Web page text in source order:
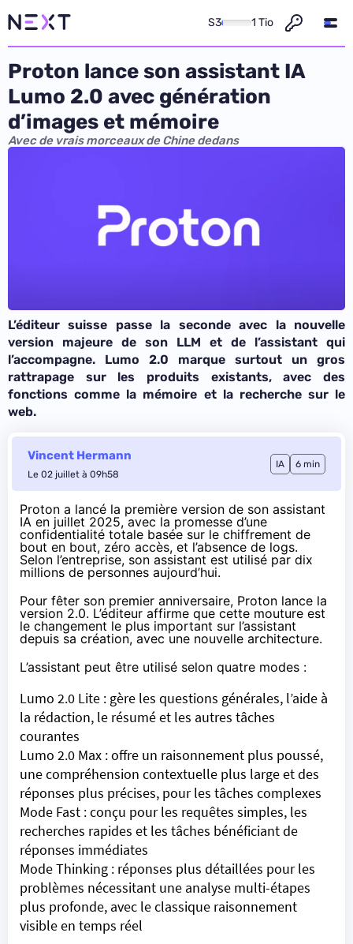
S3 1 Tio
Proton lance son assistant IA
Lumo 2.0 avec génération
d’images et mémoire
Avec de vrais morceaux de Chine dedans
L’éditeur suisse passe la seconde avec la nouvelle
version majeure de son LLM et de l’assistant qui
l’accompagne. Lumo 2.0 marque surtout un gros
rattrapage sur les produits existants, avec des
fonctions comme la mémoire et la recherche sur le
web.
Vincent Hermann
Le 02 juillet à 09h58
IA 6 min
Proton a lancé la première version de son assistant
IA en juillet 2025, avec la promesse d’une
confidentialité totale basée sur le chiffrement de
bout en bout, zéro accès, et l’absence de logs.
Selon l’entreprise, son assistant est utilisé par dix
millions de personnes aujourd’hui.
Pour fêter son premier anniversaire, Proton lance la
version 2.0. L’éditeur affirme que cette mouture est
le changement le plus important sur l’assistant
depuis sa création, avec une nouvelle architecture.
L’assistant peut être utilisé selon quatre modes :
Lumo 2.0 Lite : gère les questions générales, l’aide à
la rédaction, le résumé et les autres tâches
courantes
Lumo 2.0 Max : offre un raisonnement plus poussé,
une compréhension contextuelle plus large et des
réponses plus précises, pour les tâches complexes
Mode Fast : conçu pour les requêtes simples, les
recherches rapides et les tâches bénéficiant de
réponses immédiates
Mode Thinking : réponses plus détaillées pour les
problèmes nécessitant une analyse multi-étapes
plus profonde, avec le classique raisonnement
visible en temps réel